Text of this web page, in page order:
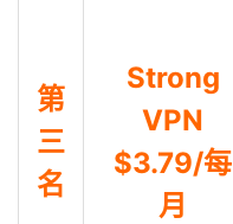
第
三
名
Strong
VPN
$3.79/每
月